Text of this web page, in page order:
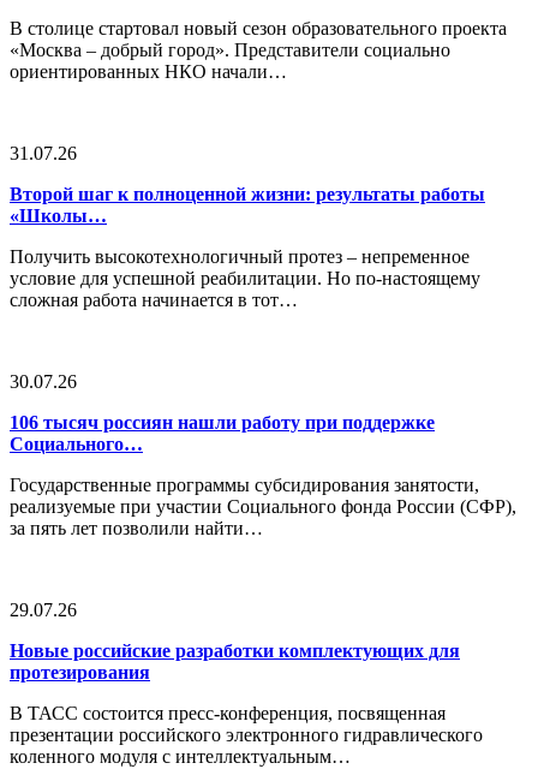
В столице стартовал новый сезон образовательного проекта
«Москва – добрый город». Представители социально
ориентированных НКО начали…
31.07.26
Второй шаг к полноценной жизни: результаты работы
«Школы…
Получить высокотехнологичный протез – непременное
условие для успешной реабилитации. Но по-настоящему
сложная работа начинается в тот…
30.07.26
106 тысяч россиян нашли работу при поддержке
Социального…
Государственные программы субсидирования занятости,
реализуемые при участии Социального фонда России (СФР),
за пять лет позволили найти…
29.07.26
Новые российские разработки комплектующих для
протезирования
В ТАСС состоится пресс-конференция, посвященная
презентации российского электронного гидравлического
коленного модуля с интеллектуальным…